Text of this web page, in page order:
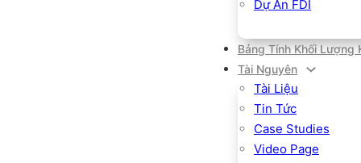
Dự Án FDI
Bảng Tính Khối Lượng
Tài Nguyên
Tài Liệu
Tin Tức
Case Studies
Video Page